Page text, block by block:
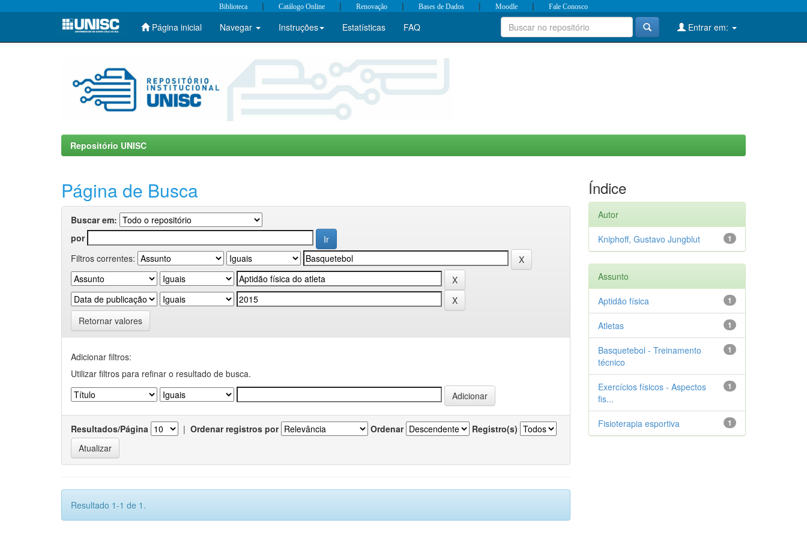
Skip
Biblioteca | Catálogo Online | Renovação | Bases de Dados | Moodle | Fale Conosco
Página inicial Navegar Instruções Estatísticas FAQ Entrar em:
Repositório UNISC
Página de Busca
Buscar em:
por
Filtros correntes:
Retornar valores
Adicionar filtros:
Utilizar filtros para refinar o resultado de busca.
Resultados/Página | Ordenar registros por Ordenar Registro(s)
Resultado 1-1 de 1.
Índice
Autor
1
Kniphoff, Gustavo Jungblut
Assunto
1
Aptidão física
1
Atletas
1
Basquetebol - Treinamento
técnico
1
Exercícios físicos - Aspectos
fis...
1
Fisioterapia esportiva